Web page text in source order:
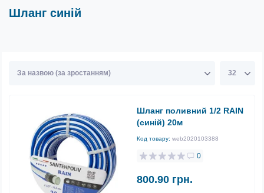
Шланг синій
Шланг поливний 1/2 RAIN
(синій) 20м
Код товару: web2020103388
0
800.90 грн.